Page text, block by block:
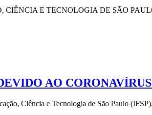
E TECNOLOGIA DE SÃO PAULO
AO
Ciência e Tecnologia de São Paulo